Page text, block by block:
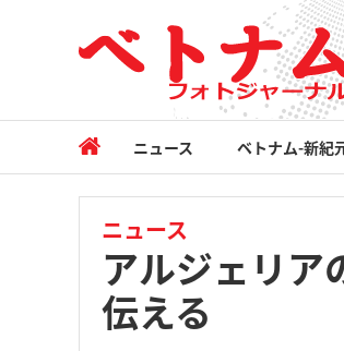
ニュース ベトナム-新紀
ニュース
アルジェリア
伝える